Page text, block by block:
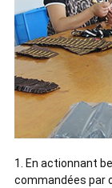
1. En actionnant
commandées par